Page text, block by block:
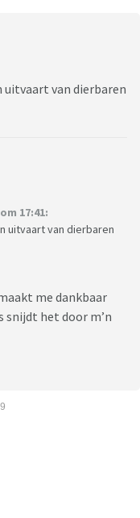
uitvaart van dierbaren
17:41:
uitvaart van dierbaren
me dankbaar
snijdt het door m’n